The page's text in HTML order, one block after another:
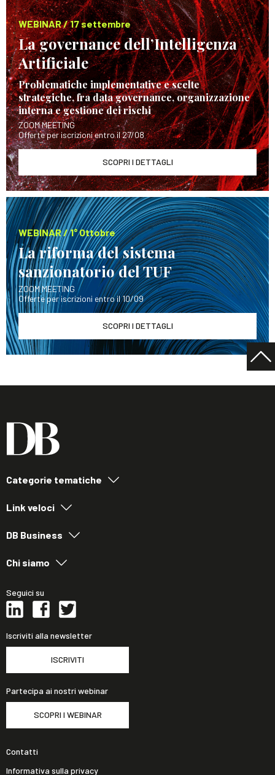
WEBINAR / 17 settembre
La governance dell’Intelligenza
Artificiale
Problematiche implementative e scelte
strategiche, fra data governance, organizzazione
interna e gestione dei rischi
ZOOM MEETING
Offerte per iscrizioni entro il 27/08
SCOPRI I DETTAGLI
WEBINAR / 1° Ottobre
La riforma del sistema
sanzionatorio del TUF
ZOOM MEETING
Offerte per iscrizioni entro il 10/09
SCOPRI I DETTAGLI
Categorie tematiche
Link veloci
DB Business
Chi siamo
Seguici su
Iscriviti alla newsletter
ISCRIVITI
Partecipa ai nostri webinar
SCOPRI I WEBINAR
Contatti
Informativa sulla privacy